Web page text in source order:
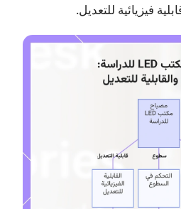
فيزيائية للتعديل.